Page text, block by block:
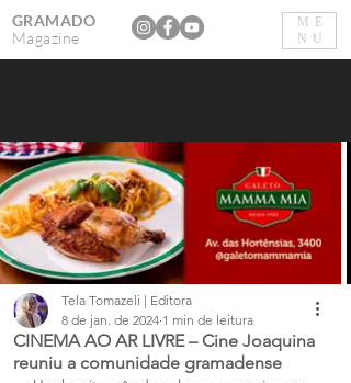
ME
NU
GRAMADO
Magazine
CINEMA AO AR LIVRE – Cine Joaquina
reuniu a comunidade gramadense
Tela Tomazeli | Editora
8 de jan. de 2024 1 min de leitura